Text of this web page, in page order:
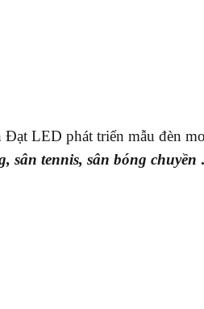
Đạt LED phát triển mẫu đèn
sân tennis, sân bóng